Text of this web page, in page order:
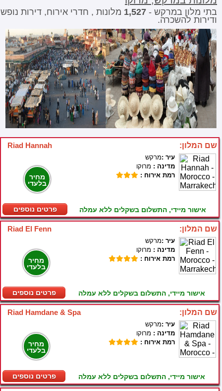
בתי מלון במרקש - 1,527 מלונות , חדרי אירוח, דירות נופש
ודירות להשכרה.
Riad Hannah שם המלון:
מחיר
בלעדי
פרטים נוספים
עיר :מרקש
מדינה : מרוקו
רמת אירוח :
אישור מיידי, התשלום בשקלים ללא עמלה
Riad El Fenn שם המלון:
מחיר
בלעדי
פרטים נוספים
עיר :מרקש
מדינה : מרוקו
רמת אירוח :
אישור מיידי, התשלום בשקלים ללא עמלה
Riad Hamdane & Spa שם המלון:
מחיר
בלעדי
פרטים נוספים
עיר :מרקש
מדינה : מרוקו
רמת אירוח :
אישור מיידי, התשלום בשקלים ללא עמלה